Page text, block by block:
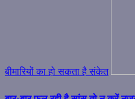
बीमारियों का हो सकता है संकेत